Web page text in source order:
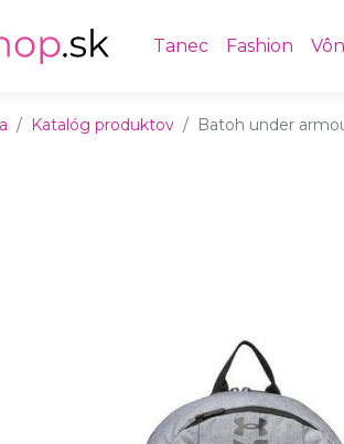
Tanec
Fashion
Katalóg produktov Batoh under